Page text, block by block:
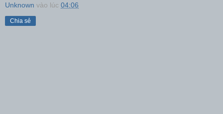
Unknown vào lúc 04:06
Chia sẻ